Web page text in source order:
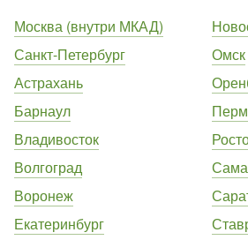
Москва (внутри МКАД)
Санкт-Петербург
Астрахань
Барнаул
Владивосток
Волгоград
Воронеж
Екатеринбург
Омск